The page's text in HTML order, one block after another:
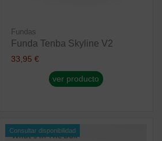
Fundas
Funda Tenba Skyline V2
33,95 €
ver producto
Consultar disponibilidad